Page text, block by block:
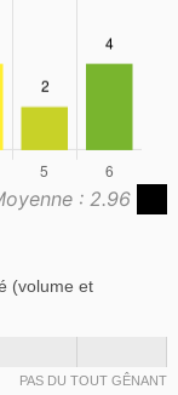
: 2.96
(volume et
PAS DU TOUT GÊNANT